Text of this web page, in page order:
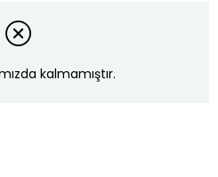
kalmamıştır.